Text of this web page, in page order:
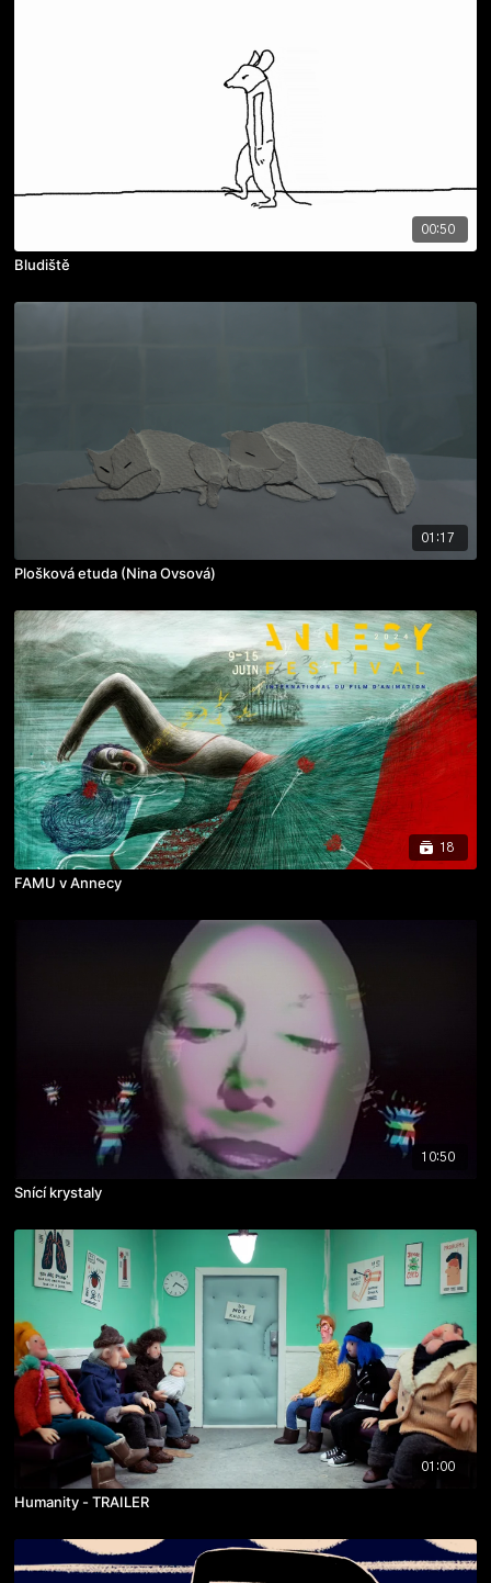
00:50
Bludiště
01:17
Plošková etuda (Nina Ovsová)
18
FAMU v Annecy
10:50
Snící krystaly
01:00
Humanity - TRAILER